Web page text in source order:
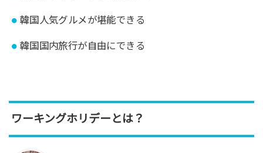
韓国人気グルメが堪能できる
韓国国内旅行が自由にできる
ワーキングホリデーとは？